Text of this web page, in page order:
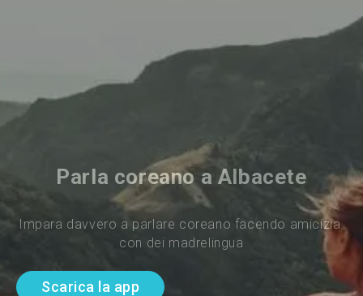
Parla coreano a Albacete
Impara davvero a parlare coreano facendo amicizia
con dei madrelingua
Scarica la app